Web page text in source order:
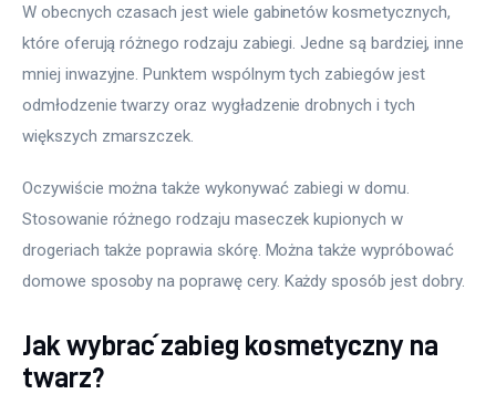
W obecnych czasach jest wiele gabinetów kosmetycznych,
które oferują różnego rodzaju zabiegi. Jedne są bardziej, inne
mniej inwazyjne. Punktem wspólnym tych zabiegów jest
odmłodzenie twarzy oraz wygładzenie drobnych i tych
większych zmarszczek.
Oczywiście można także wykonywać zabiegi w domu.
Stosowanie różnego rodzaju maseczek kupionych w
drogeriach także poprawia skórę. Można także wypróbować
domowe sposoby na poprawę cery. Każdy sposób jest dobry.
Jak wybrać zabieg kosmetyczny na
twarz?